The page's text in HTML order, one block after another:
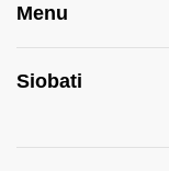
Menu
Siobati